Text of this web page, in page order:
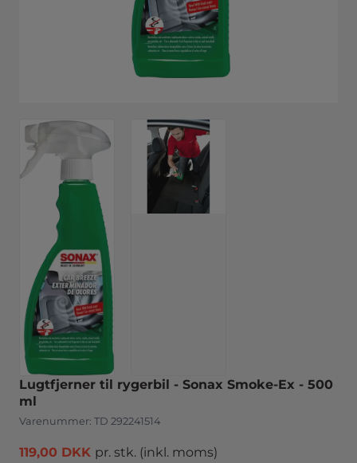
Lugtfjerner til rygerbil - Sonax Smoke-Ex - 500
ml
Varenummer: TD 292241514
119,00 DKK pr. stk. (inkl. moms)